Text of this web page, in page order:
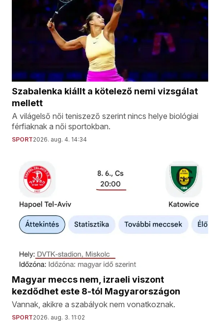
Szabalenka kiállt a kötelező nemi vizsgálat
mellett
A világelső női teniszező szerint nincs helye biológiai
férfiaknak a női sportokban.
SPORT2026. aug. 4. 14:34
Magyar meccs nem, izraeli viszont
kezdődhet este 8-tól Magyarországon
Vannak, akikre a szabályok nem vonatkoznak.
SPORT2026. aug. 3. 11:02